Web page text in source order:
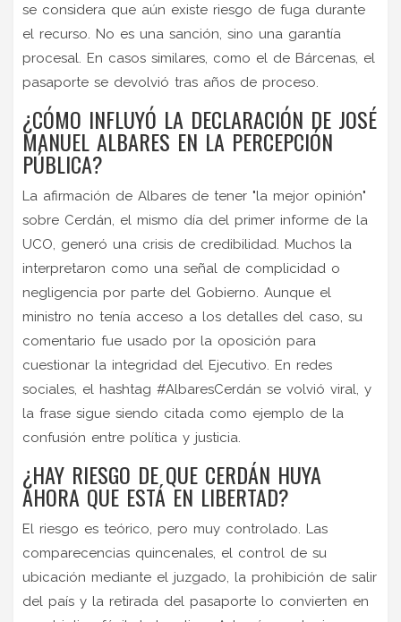
se considera que aún existe riesgo de fuga durante
el recurso. No es una sanción, sino una garantía
procesal. En casos similares, como el de Bárcenas, el
pasaporte se devolvió tras años de proceso.
¿CÓMO INFLUYÓ LA DECLARACIÓN DE JOSÉ
MANUEL ALBARES EN LA PERCEPCIÓN
PÚBLICA?
La afirmación de Albares de tener "la mejor opinión"
sobre Cerdán, el mismo día del primer informe de la
UCO, generó una crisis de credibilidad. Muchos la
interpretaron como una señal de complicidad o
negligencia por parte del Gobierno. Aunque el
ministro no tenía acceso a los detalles del caso, su
comentario fue usado por la oposición para
cuestionar la integridad del Ejecutivo. En redes
sociales, el hashtag #AlbaresCerdán se volvió viral, y
la frase sigue siendo citada como ejemplo de la
confusión entre política y justicia.
¿HAY RIESGO DE QUE CERDÁN HUYA
AHORA QUE ESTÁ EN LIBERTAD?
El riesgo es teórico, pero muy controlado. Las
comparecencias quincenales, el control de su
ubicación mediante el juzgado, la prohibición de salir
del país y la retirada del pasaporte lo convierten en